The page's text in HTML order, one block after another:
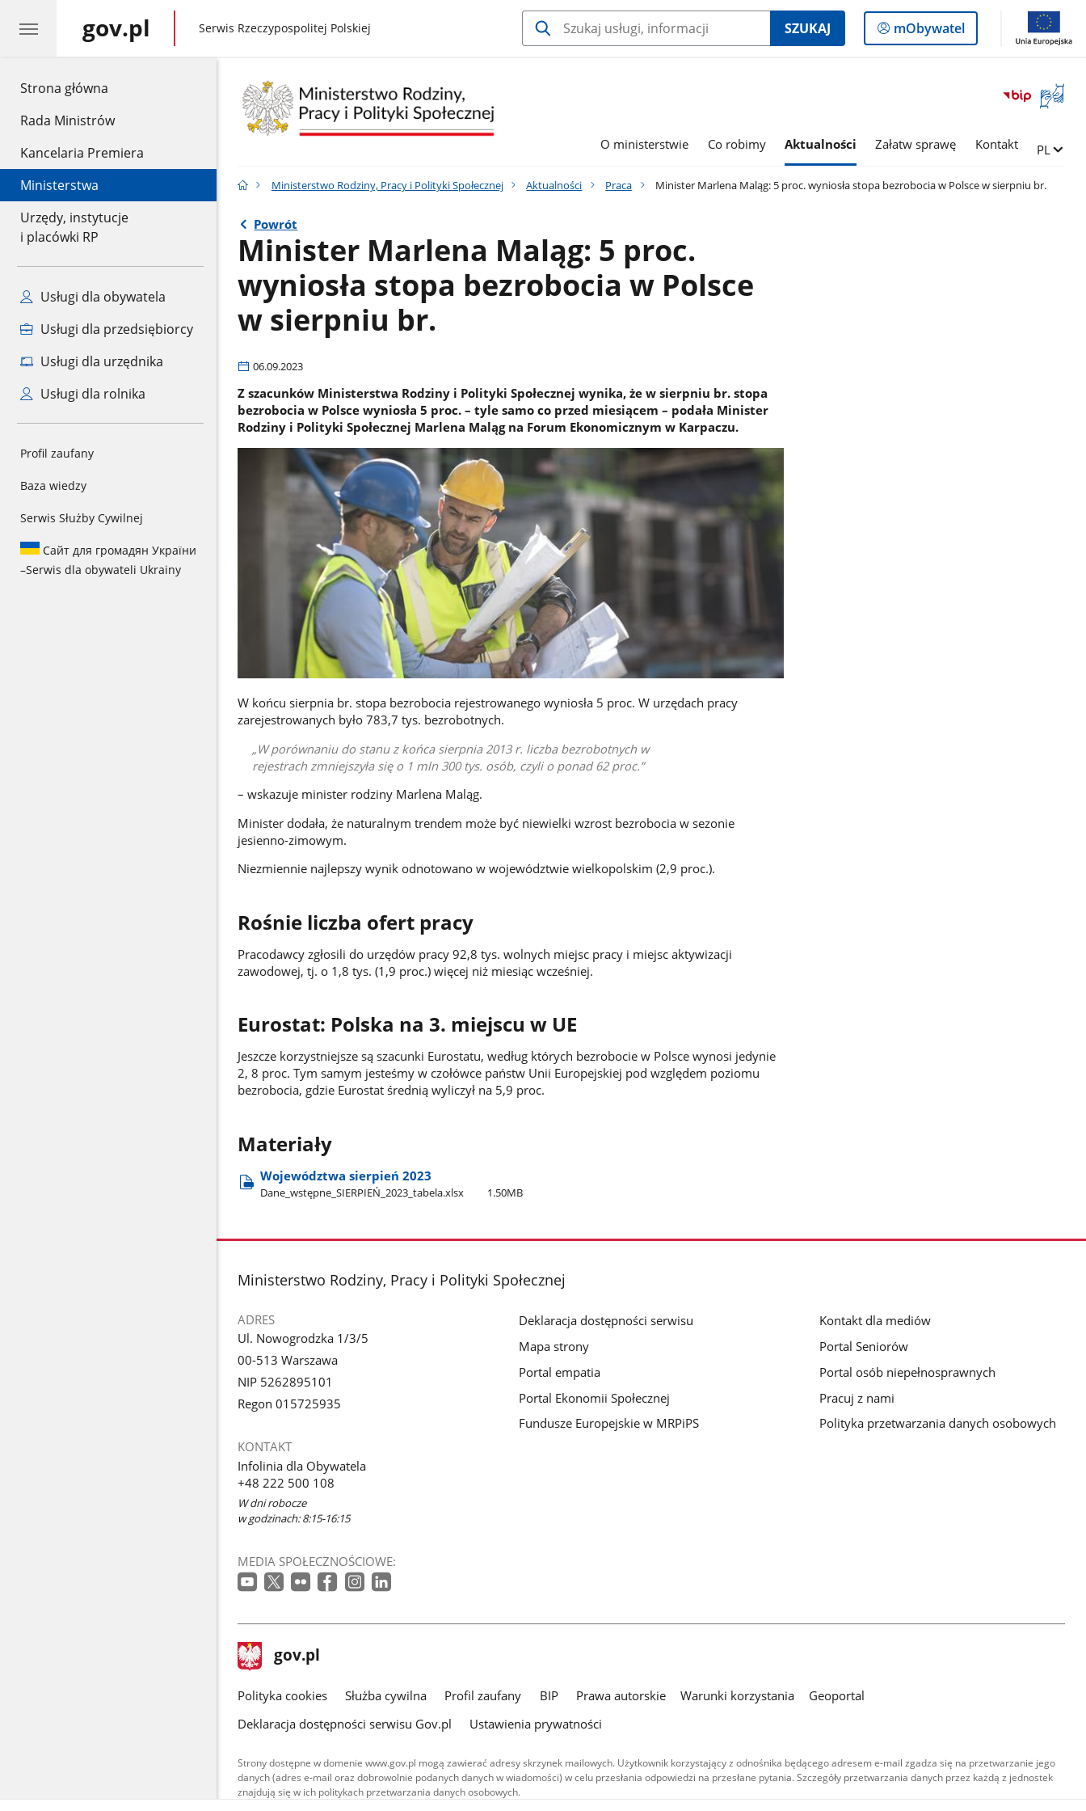
Strona główna
Rada Ministrów
Kancelaria Premiera
Ministerstwa
Urzędy, instytucje
i placówki RP
Usługi dla obywatela
Usługi dla przedsiębiorcy
Usługi dla urzędnika
Usługi dla rolnika
Profil zaufany
Baza wiedzy
Serwis Służby Cywilnej
Сайт для громадян України
–Serwis dla obywateli Ukrainy
gov.pl gov.pl
Serwis Rzeczypospolitej Polskiej SZUKAJ
Logowanie
do
mObywatel
Otwórz
okno
języka
O ministerstwie Co robimy Aktualności Załatw sprawę Kontakt Zmień
PL
Ministerstwo Rodziny, Pracy i Polityki Społecznej Aktualności Praca Minister Marlena Maląg: 5 proc. wyniosła stopa bezrobocia w Polsce w sierpniu br.
Powrót
Minister Marlena Maląg: 5 proc.
wyniosła stopa bezrobocia w Polsce
w sierpniu br.
06.09.2023
Z szacunków Ministerstwa Rodziny i Polityki Społecznej wynika, że w sierpniu br. stopa
bezrobocia w Polsce wyniosła 5 proc. – tyle samo co przed miesiącem – podała Minister
Rodziny i Polityki Społecznej Marlena Maląg na Forum Ekonomicznym w Karpaczu.
W końcu sierpnia br. stopa bezrobocia rejestrowanego wyniosła 5 proc. W urzędach pracy
zarejestrowanych było 783,7 tys. bezrobotnych.
W porównaniu do stanu z końca sierpnia 2013 r. liczba bezrobotnych w
rejestrach zmniejszyła się o 1 mln 300 tys. osób, czyli o ponad 62 proc.
– wskazuje minister rodziny Marlena Maląg.
Minister dodała, że naturalnym trendem może być niewielki wzrost bezrobocia w sezonie
jesienno-zimowym.
Niezmiennie najlepszy wynik odnotowano w województwie wielkopolskim (2,9 proc.).
Rośnie liczba ofert pracy
Pracodawcy zgłosili do urzędów pracy 92,8 tys. wolnych miejsc pracy i miejsc aktywizacji
zawodowej, tj. o 1,8 tys. (1,9 proc.) więcej niż miesiąc wcześniej.
Eurostat: Polska na 3. miejscu w UE
Jeszcze korzystniejsze są szacunki Eurostatu, według których bezrobocie w Polsce wynosi jedynie
2, 8 proc. Tym samym jesteśmy w czołówce państw Unii Europejskiej pod względem poziomu
bezrobocia, gdzie Eurostat średnią wyliczył na 5,9 proc.
Materiały
Województwa sierpień 2023
Dane​_wstępne​_SIERPIEŃ​_2023​_tabela.xlsx 1.50MB
stopka
Ministerstwo Rodziny, Pracy i Polityki Społecznej
ADRES
Ul. Nowogrodzka 1/3/5
00-513 Warszawa
NIP 5262895101
Regon 015725935
KONTAKT
Infolinia dla Obywatela
+48 222 500 108
W dni robocze
w godzinach: 8:15-16:15
MEDIA SPOŁECZNOŚCIOWE:
Deklaracja dostępności serwisu
Mapa strony
Portal empatia
Portal Ekonomii Społecznej
Fundusze Europejskie w MRPiPS
Kontakt dla mediów
Portal Seniorów
Portal osób niepełnosprawnych
Pracuj z nami
Polityka przetwarzania danych osobowych
stopka
gov.pl Strona
gov.pl
gov.pl
Polityka cookies Służba cywilna Profil zaufany BIP Prawa autorskie Warunki korzystania
Geoportal
Deklaracja dostępności serwisu Gov.pl
Ustawienia prywatności
Strony dostępne w domenie www.gov.pl mogą zawierać adresy skrzynek mailowych. Użytkownik korzystający z odnośnika będącego adresem e-mail zgadza się na przetwarzanie jego
danych (adres e-mail oraz dobrowolnie podanych danych w wiadomości) w celu przesłania odpowiedzi na przesłane pytania. Szczegóły przetwarzania danych przez każdą z jednostek
znajdują się w ich politykach przetwarzania danych osobowych.